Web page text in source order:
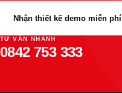
Nhận thiết kế demo miễn phí
TƯ VẤN NHANH
0842 753 333